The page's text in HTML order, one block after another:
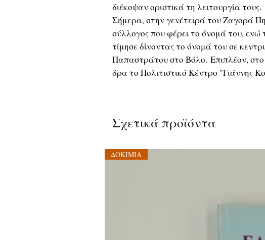
διέκοψαν οριστικά τη λειτουργία τους.
Σήμερα, στην γενέτειρά του Ζαγορά
σύλλογος που φέρει το όνομά του, ενώ
τίμησε δίνοντας το όνομά του σε
Παπαστράτου στο Βόλο. Επιπλέον,
δρα το Πολιτιστικό Κέντρο "Γιάννης
Σχετικά προϊόντα
ΔΟΚΙΜΙΑ